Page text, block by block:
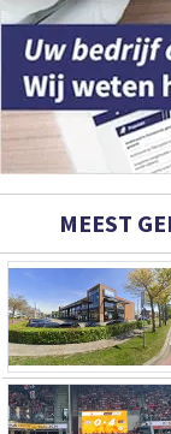
MEEST